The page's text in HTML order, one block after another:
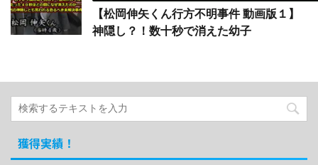
【松岡伸矢くん行方不明事件 動画版１】
神隠し？！数十秒で消えた幼子
獲得実績！